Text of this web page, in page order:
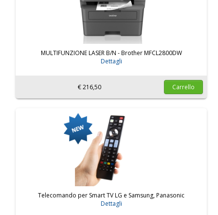
MULTIFUNZIONE LASER B/N - Brother MFCL2800DW
Dettagli
€ 216,50 Carrello
Telecomando per Smart TV LG e Samsung, Panasonic
Dettagli